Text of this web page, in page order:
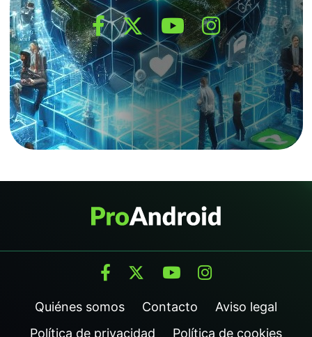
Quiénes somos Contacto
Aviso legal
Política de privacidad
Política de cookies